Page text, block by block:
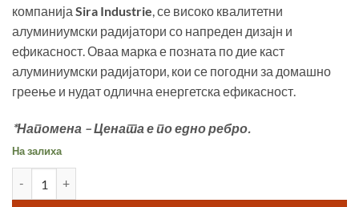
компанија Sira Industrie, се високо квалитетни
алуминиумски радијатори со напреден дизајн и
ефикасност. Оваа марка е позната по дие каст
алуминиумски радијатори, кои се погодни за домашно
греење и нудат одлична енергетска ефикасност.
*Напомена – Цената е по едно ребро.
На залиха